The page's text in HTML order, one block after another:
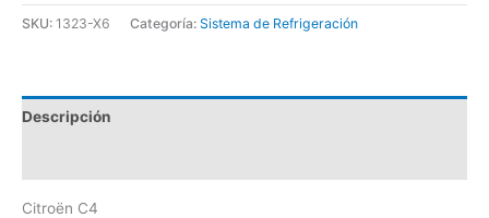
SKU: 1323-X6 Categoría: Sistema de Refrigeración
Descripción
Citroën C4